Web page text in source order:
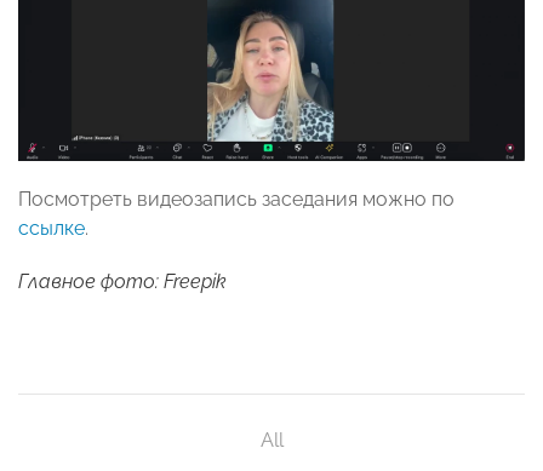
Посмотреть видеозапись заседания можно по
ссылке.
Главное фото: Freepik
All